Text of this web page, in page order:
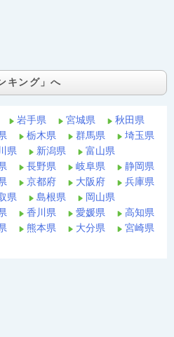
キング」へ
岩手県 宮城県
秋田県
栃木県 群馬県
埼玉県
県 新潟県
富山県
長野県 岐阜県
静岡県
京都府 大阪府
兵庫県
県 島根県
岡山県
香川県 愛媛県
高知県
熊本県 大分県
宮崎県